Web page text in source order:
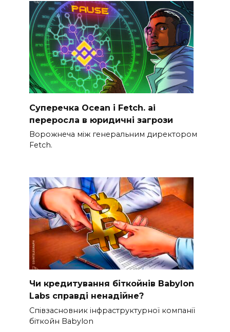
Суперечка Ocean і Fetch. ai
переросла в юридичні загрози
Ворожнеча між генеральним директором
Fetch.
Чи кредитування біткойнів Babylon
Labs справді ненадійне?
Співзасновник інфраструктурної компанії
біткойн Babylon